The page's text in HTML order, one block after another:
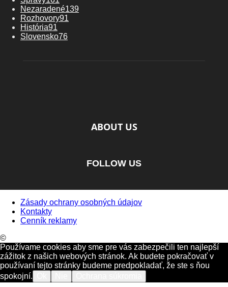
Nezaradené139
Rozhovory91
História91
Slovensko76
ABOUT US
FOLLOW US
Zásady ochrany osobných údajov
Kontakty
Cenník reklamy
©
Používame cookies aby sme pre vás zabezpečili ten najlepší
zážitok z našich webových stránok. Ak budete pokračovať v
používaní tejto stránky budeme predpokladať, že ste s ňou
spokojní.